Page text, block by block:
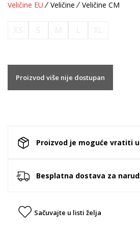
Veličine EU Veličine Veličine CM
Proizvod više nije dostupan
Proizvod je moguće vratiti
Besplatna dostava za
Sačuvajte u listi želja